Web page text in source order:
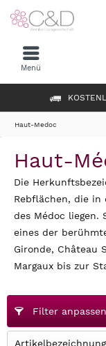
Menü
Haut-Medoc
Haut-
Die
Rebflächen, die in
des Médoc
eines der
Gironde, Château
Margaux bis zur
Filter anpassen